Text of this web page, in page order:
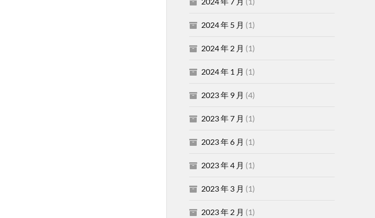
2024 年 5 月 (1)
2024 年 2 月 (1)
2024 年 1 月 (1)
2023 年 9 月 (4)
2023 年 7 月 (1)
2023 年 6 月 (1)
2023 年 4 月 (1)
2023 年 3 月 (1)
2023 年 2 月 (1)